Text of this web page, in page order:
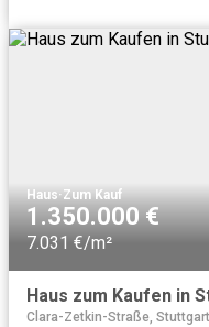
Haus·Zum Kauf
1.350.000 €
7.031 €/m²
Clara-Zetkin-Straße, Stuttgart